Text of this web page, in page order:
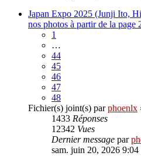
Japan Expo 2025 (Junji Ito,
nos photos à partir de la page
1
…
44
45
46
47
48
Fichier(s) joint(s) parphoenlx
1433 Réponses
12342 Vues
Dernier message par
sam. juin 20, 2026 9:04